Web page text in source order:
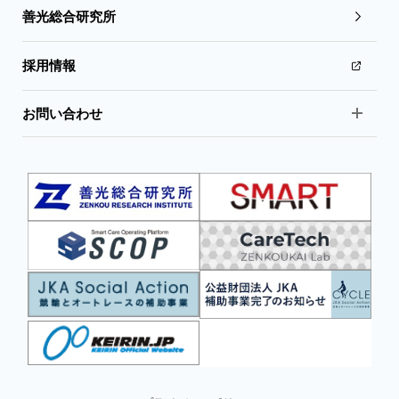
善光総合研究所
採用情報
お問い合わせ